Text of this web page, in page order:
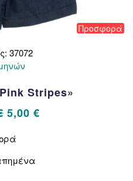
Προσφορά
37072
Stripes»
Original
was:
12,00 €.
5,00 €Η
έχει